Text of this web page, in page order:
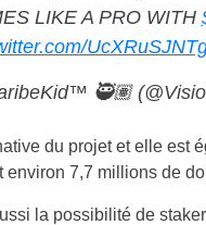
LIKE A PRO WITH
🥷🏽
du projet et elle est
environ 7,7 millions de
la possibilité de